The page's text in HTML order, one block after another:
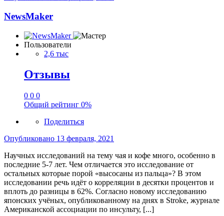
NewsMaker
Пользователи
2,6 тыс
Отзывы
0 0 0
Общий рейтинг 0%
Поделиться
Опубликовано 13 февраля, 2021
Научных исследований на тему чая и кофе много, особенно в
последние 5-7 лет. Чем отличается это исследование от
остальных которые порой «высосаны из пальца»? В этом
исследовании речь идёт о корреляции в десятки процентов и
вплоть до разницы в 62%. Согласно новому исследованию
японских учёных, опубликованному на днях в Stroke, журнале
Американской ассоциации по инсульту, [...]